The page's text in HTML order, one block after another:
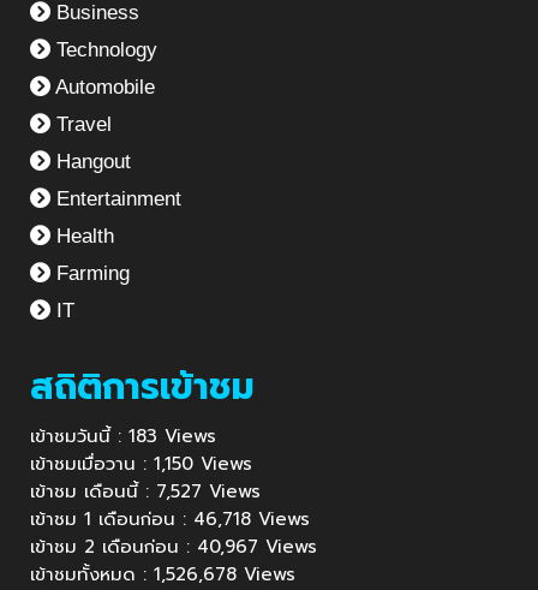
Business
Technology
Automobile
Travel
Hangout
Entertainment
Health
Farming
IT
สถิติการเข้าชม
เข้าชมวันนี้ : 183 Views
เข้าชมเมื่อวาน : 1,150 Views
เข้าชม เดือนนี้ : 7,527 Views
เข้าชม 1 เดือนก่อน : 46,718 Views
เข้าชม 2 เดือนก่อน : 40,967 Views
เข้าชมทั้งหมด : 1,526,678 Views